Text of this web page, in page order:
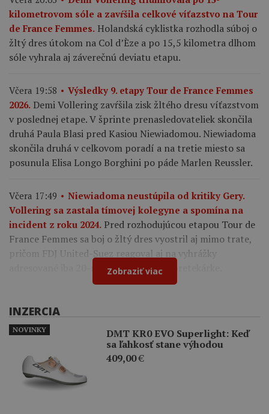
kilometrovom sóle a zavŕšila celkové víťazstvo na Tour
de France Femmes. Holandská cyklistka rozhodla súboj o
žltý dres útokom na Col d’Èze a po 15,5 kilometra dlhom
sóle vyhrala aj záverečnú deviatu etapu.
Včera 19:58
Výsledky 9. etapy Tour de France Femmes
2026. Demi Vollering zavŕšila zisk žltého dresu víťazstvom
v poslednej etape. V šprinte prenasledovateliek skončila
druhá Paula Blasi pred Kasiou Niewiadomou. Niewiadoma
skončila druhá v celkovom poradí a na tretie miesto sa
posunula Elisa Longo Borghini po páde Marlen Reussler.
Včera 17:49
Niewiadoma neustúpila od kritiky Gery.
Vollering sa zastala tímovej kolegyne a spomína na
incident z roku 2024. Pred rozhodujúcou etapou Tour de
France Femmes sa boj o žltý dres vyostril aj mimo trate,
pričom FDJ United-Suez reagoval aj na vyhrážky
adresované iba 20-ročnej francúzskej pretekárke.
Zobraziť viac
INZERCIA
DMT KR0 EVO Superlight: Keď
sa ľahkosť stane výhodou
409,00€
NOVINKY